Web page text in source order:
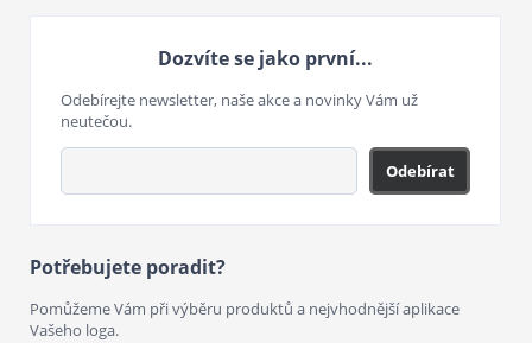
Dozvíte se jako první...
Odebírejte newsletter, naše akce a novinky Vám už
neutečou.
Odebírat
Potřebujete poradit?
Pomůžeme Vám při výběru produktů a nejvhodnější aplikace
Vašeho loga.